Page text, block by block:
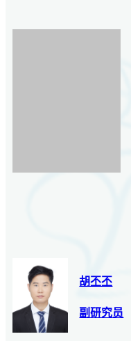
胡丕丕
副研究员